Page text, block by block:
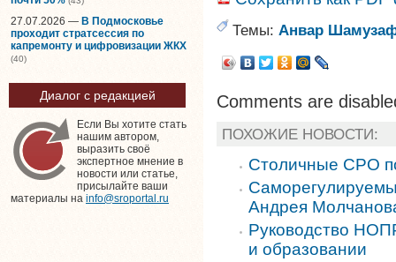
27.07.2026 — В Подмосковье
проходит стратсессия по
капремонту и цифровизации ЖКХ
(40)
Диалог с редакцией
Если Вы хотите стать
нашим автором,
выразить своё
экспертное мнение в
новости или статье,
присылайте ваши
материалы на info@sroportal.ru
Темы: Анвар
Comments are
ПОХОЖИЕ НОВОСТИ:
Столичные СРО
Андрея
Руководство
и образовании